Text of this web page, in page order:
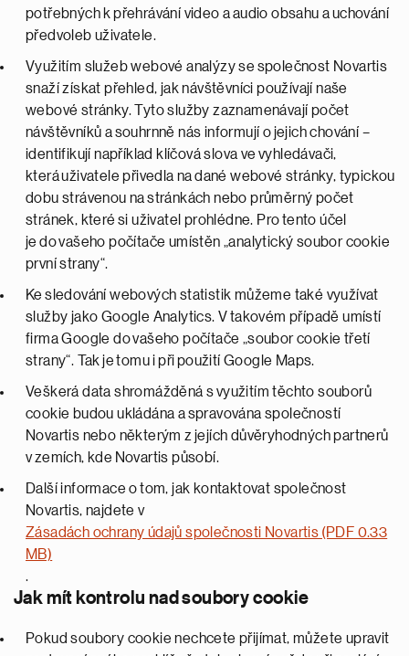
potřebných k přehrávání video a audio obsahu a uchování
předvoleb uživatele.
Využitím služeb webové analýzy se společnost Novartis
snaží získat přehled, jak návštěvníci používají naše
webové stránky. Tyto služby zaznamenávají počet
návštěvníků a souhrnně nás informují o jejich chování –
identifikují například klíčová slova ve vyhledávači,
která uživatele přivedla na dané webové stránky, typickou
dobu strávenou na stránkách nebo průměrný počet
stránek, které si uživatel prohlédne. Pro tento účel
je do vašeho počítače umístěn „analytický soubor cookie
první strany“.
Ke sledování webových statistik můžeme také využívat
služby jako Google Analytics. V takovém případě umístí
firma Google do vašeho počítače „soubor cookie třetí
strany“. Tak je tomu i při použití Google Maps.
Veškerá data shromážděná s využitím těchto souborů
cookie budou ukládána a spravována společností
Novartis nebo některým z jejích důvěryhodných partnerů
v zemích, kde Novartis působí.
Další informace o tom, jak kontaktovat společnost
Novartis, najdete v
Zásadách ochrany údajů společnosti Novartis (PDF 0.33
MB)
.
Jak mít kontrolu nad soubory cookie
Pokud soubory cookie nechcete přijímat, můžete upravit